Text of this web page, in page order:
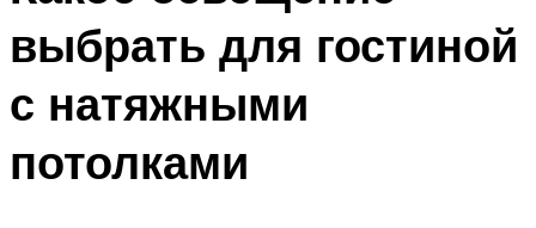
выбрать для гостиной
с натяжными
потолками